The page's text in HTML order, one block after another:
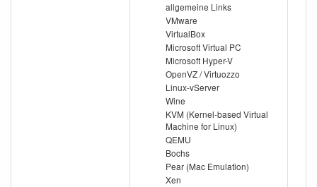
allgemeine Links
VMware
VirtualBox
Microsoft Virtual PC
Microsoft Hyper-V
OpenVZ / Virtuozzo
Linux-vServer
Wine
KVM (Kernel-based Virtual
Machine for Linux)
QEMU
Bochs
Pear (Mac Emulation)
Xen